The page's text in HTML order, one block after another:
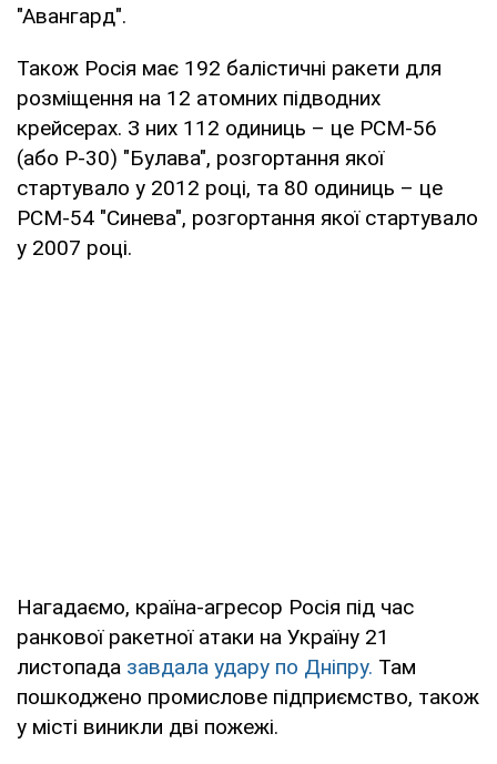
"Авангард".
Також Росія має 192 балістичні ракети для
розміщення на 12 атомних підводних
крейсерах. З них 112 одиниць – це РСМ-56
(або Р-30) "Булава", розгортання якої
стартувало у 2012 році, та 80 одиниць – це
РСМ-54 "Синева", розгортання якої стартувало
у 2007 році.
Нагадаємо, країна-агресор Росія під час
ранкової ракетної атаки на Україну 21
листопада завдала удару по Дніпру. Там
пошкоджено промислове підприємство, також
у місті виникли дві пожежі.